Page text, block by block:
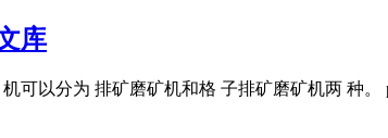
库
可以分为 排矿磨矿机和格 子排矿磨矿机两 种